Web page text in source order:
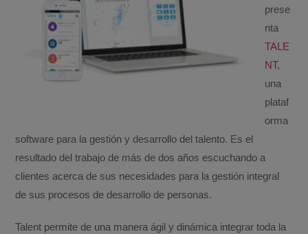
prese
nta
TALE
NT,
una
plataf
orma
software para la gestión y desarrollo del talento. Es el
resultado del trabajo de más de dos años escuchando a
clientes acerca de sus necesidades para la gestión integral
de sus procesos de desarrollo de personas.
Talent permite de una manera ágil y dinámica integrar toda la